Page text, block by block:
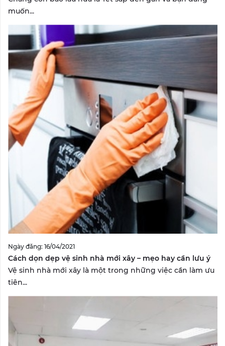
muốn...
Ngày đăng: 16/04/2021
Cách dọn dẹp vệ sinh nhà mới xây – mẹo hay cần lưu ý
Vệ sinh nhà mới xây là một trong những việc cần làm ưu
tiên...